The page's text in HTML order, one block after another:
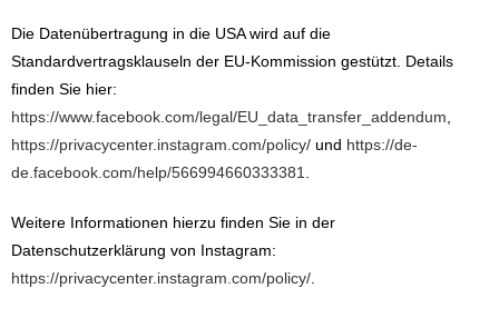
Die Datenübertragung in die USA wird auf die
Standardvertragsklauseln der EU-Kommission gestützt. Details
finden Sie hier:
https://www.facebook.com/legal/EU_data_transfer_addendum
https://privacycenter.instagram.com/policy/ und https://de-
de.facebook.com/help/566994660333381
Weitere Informationen hierzu finden Sie in der
Datenschutzerklärung von Instagram:
https://privacycenter.instagram.com/policy/